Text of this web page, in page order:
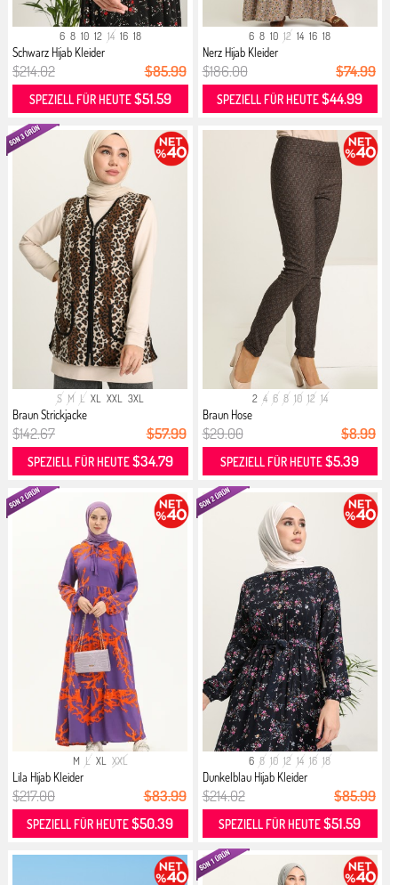
6 8 10 12 14 16 18
Schwarz Hijab Kleider
$214.02 $85.99
SPEZIELL FÜR HEUTE$51.59
6 8 10 12 14 16 18
Nerz Hijab Kleider
$186.00 $74.99
SPEZIELL FÜR HEUTE$44.99
S M L XL XXL 3XL
Braun Strickjacke
$142.67 $57.99
SPEZIELL FÜR HEUTE$34.79
2 4 6 8 10 12 14
Braun Hose
$29.00 $8.99
SPEZIELL FÜR HEUTE$5.39
M L XL XXL
Lila Hijab Kleider
$217.00 $83.99
SPEZIELL FÜR HEUTE$50.39
6 8 10 12 14 16 18
Dunkelblau Hijab Kleider
$214.02 $85.99
SPEZIELL FÜR HEUTE$51.59